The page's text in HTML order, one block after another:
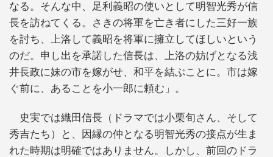
なる。そんな中、足利義昭の使いとして明智光秀が信
長を訪ねてくる。さきの将軍を亡き者にした三好一族
を討ち、上洛して義昭を将軍に擁立してほしいという
のだ。申し出を承諾した信長は、上洛の妨げとなる浅
井長政に妹の市を嫁がせ、和平を結ぶことに。市は嫁
ぐ前に、あることを小一郎に頼む」。
史実では織田信長（ドラマでは小栗旬さん、そして
秀吉たち）と、因縁の仲となる明智光秀の接点が生ま
れた時期は明確ではありません。しかし、前回のドラ